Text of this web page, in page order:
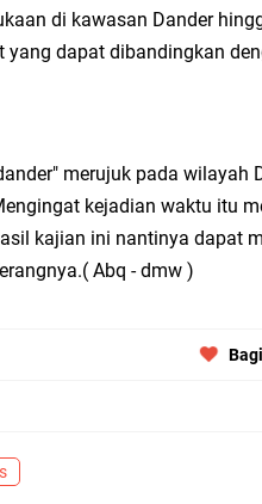
di kawasan Dander
yang dapat dibandingkan
merujuk pada wilayah
kejadian waktu itu
kajian ini nantinya dapat
Abq - dmw )